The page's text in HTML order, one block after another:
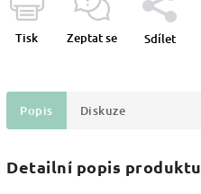
Tisk Zeptat se Sdílet
Popis Diskuze
Detailní popis produktu